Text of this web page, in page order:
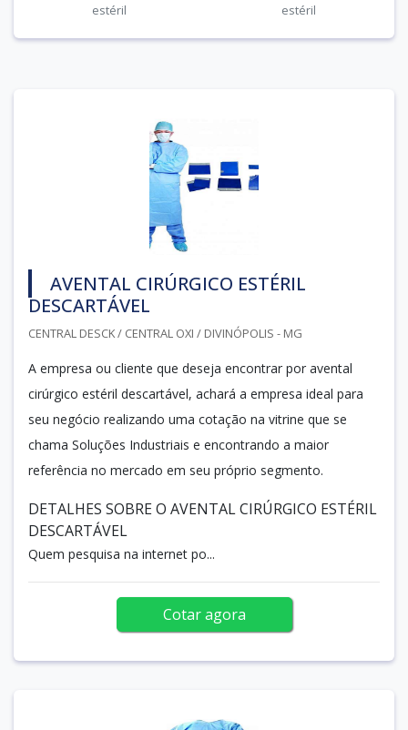
estéril
estéril
AVENTAL CIRÚRGICO ESTÉRIL
DESCARTÁVEL
CENTRAL DESCK / CENTRAL OXI / DIVINÓPOLIS - MG
A empresa ou cliente que deseja encontrar por avental
cirúrgico estéril descartável, achará a empresa ideal para
seu negócio realizando uma cotação na vitrine que se
chama Soluções Industriais e encontrando a maior
referência no mercado em seu próprio segmento.
DETALHES SOBRE O AVENTAL CIRÚRGICO ESTÉRIL
DESCARTÁVEL
Quem pesquisa na internet po...
Cotar agora